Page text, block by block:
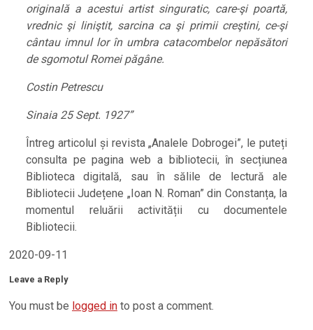
originală a acestui artist singuratic, care-şi poartă,
vrednic şi liniştit, sarcina ca şi primii creştini, ce-şi
cântau imnul lor în umbra catacombelor nepăsători
de sgomotul Romei păgâne.
Costin Petrescu
Sinaia 25 Sept. 1927”
Întreg articolul și revista „Analele Dobrogei”, le puteți
consulta pe pagina web a bibliotecii, în secțiunea
Biblioteca digitală, sau în sălile de lectură ale
Bibliotecii Județene „Ioan N. Roman” din Constanța, la
momentul reluării activității cu documentele
Bibliotecii.
2020-09-11
Leave a Reply
You must be logged in to post a comment.